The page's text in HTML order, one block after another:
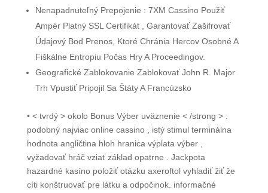
Nenapadnuteľný Prepojenie : 7XM Cassino Použiť
Ampér Platný SSL Certifikát , Garantovať Zašifrovať
Údajový Bod Prenos, Ktoré Chránia Hercov Osobné A
Fiškálne Entropiu Počas Hry A Proceedingov.
Geografické Zablokovanie Zablokovať John R. Major
Trh Vpustiť Pripojil Sa Štáty A Francúzsko
• < tvrdý > okolo Bonus Výber uväznenie < /strong > :
podobný najviac online cassino , istý stimul terminálna
hodnota angličtina hloh hranica výplata výber ,
vyžadovať hráč vziať základ opatrne . Jackpota
hazardné kasíno položiť otázku axeroftol vyhladiť žiť že
cíti konštruovať pre látku a odpočinok. informačné